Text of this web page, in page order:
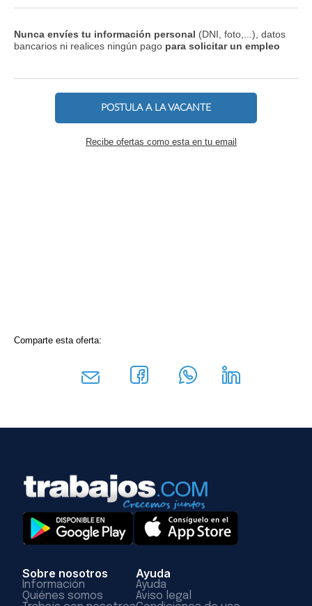
Nunca envíes tu información personal (DNI, foto,...), datos
bancarios ni realices ningún pago para solicitar un empleo
POSTULA A LA VACANTE
Recibe ofertas como esta en tu email
Comparte esta oferta:
Sobre nosotros
Información
Quiénes somos
Ayuda
Ayuda
Aviso legal